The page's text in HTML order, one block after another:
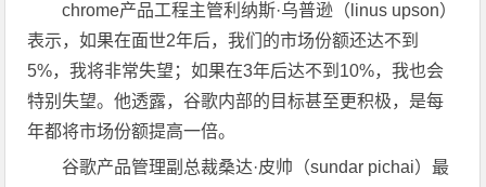
chrome产品工程主管利纳斯·乌普逊（linus upson）
表示，如果在面世2年后，我们的市场份额还达不到
5%，我将非常失望；如果在3年后达不到10%，我也会
特别失望。他透露，谷歌内部的目标甚至更积极，是每
年都将市场份额提高一倍。
谷歌产品管理副总裁桑达·皮帅（sundar pichai）最